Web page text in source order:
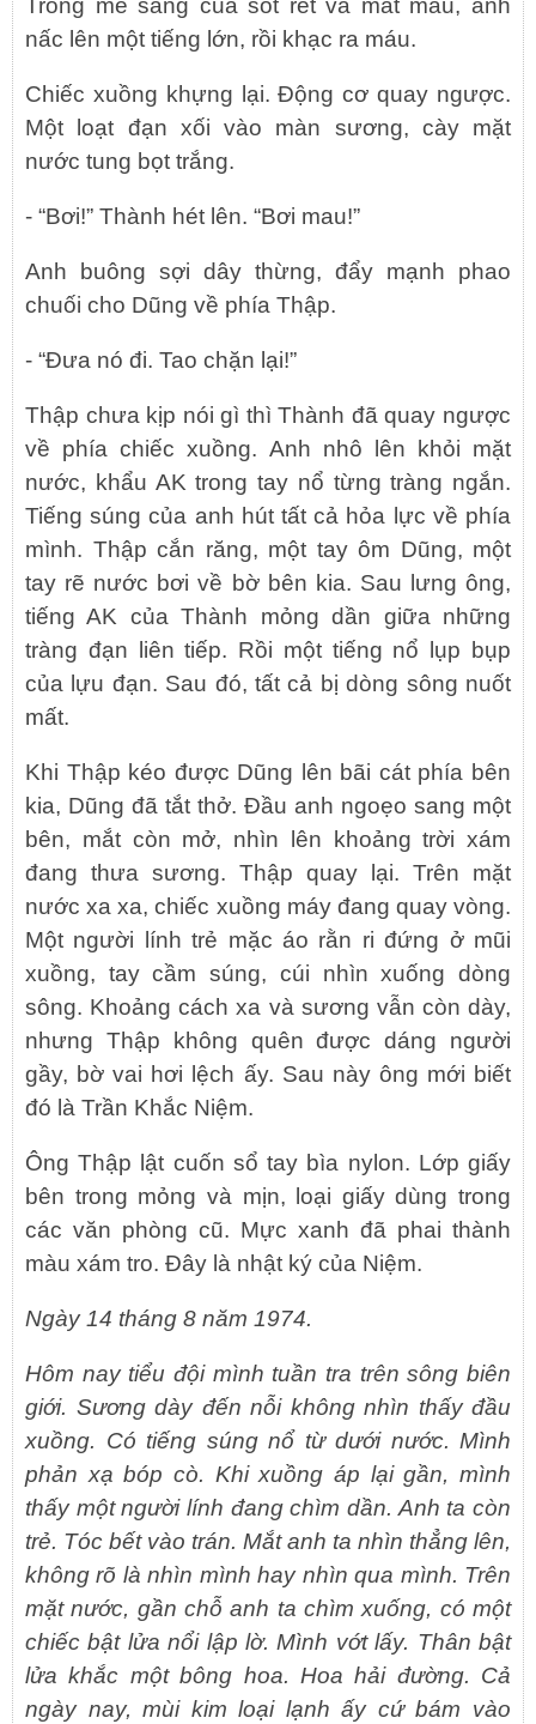
Trong mê sảng của sốt rét và mất máu, anh
nấc lên một tiếng lớn, rồi khạc ra máu.
Chiếc xuồng khựng lại. Động cơ quay ngược.
Một loạt đạn xối vào màn sương, cày mặt
nước tung bọt trắng.
- “Bơi!” Thành hét lên. “Bơi mau!”
Anh buông sợi dây thừng, đẩy mạnh phao
chuối cho Dũng về phía Thập.
- “Đưa nó đi. Tao chặn lại!”
Thập chưa kịp nói gì thì Thành đã quay ngược
về phía chiếc xuồng. Anh nhô lên khỏi mặt
nước, khẩu AK trong tay nổ từng tràng ngắn.
Tiếng súng của anh hút tất cả hỏa lực về phía
mình. Thập cắn răng, một tay ôm Dũng, một
tay rẽ nước bơi về bờ bên kia. Sau lưng ông,
tiếng AK của Thành mỏng dần giữa những
tràng đạn liên tiếp. Rồi một tiếng nổ lụp bụp
của lựu đạn. Sau đó, tất cả bị dòng sông nuốt
mất.
Khi Thập kéo được Dũng lên bãi cát phía bên
kia, Dũng đã tắt thở. Đầu anh ngoẹo sang một
bên, mắt còn mở, nhìn lên khoảng trời xám
đang thưa sương. Thập quay lại. Trên mặt
nước xa xa, chiếc xuồng máy đang quay vòng.
Một người lính trẻ mặc áo rằn ri đứng ở mũi
xuồng, tay cầm súng, cúi nhìn xuống dòng
sông. Khoảng cách xa và sương vẫn còn dày,
nhưng Thập không quên được dáng người
gầy, bờ vai hơi lệch ấy. Sau này ông mới biết
đó là Trần Khắc Niệm.
Ông Thập lật cuốn sổ tay bìa nylon. Lớp giấy
bên trong mỏng và mịn, loại giấy dùng trong
các văn phòng cũ. Mực xanh đã phai thành
màu xám tro. Đây là nhật ký của Niệm.
Ngày 14 tháng 8 năm 1974.
Hôm nay tiểu đội mình tuần tra trên sông biên
giới. Sương dày đến nỗi không nhìn thấy đầu
xuồng. Có tiếng súng nổ từ dưới nước. Mình
phản xạ bóp cò. Khi xuồng áp lại gần, mình
thấy một người lính đang chìm dần. Anh ta còn
trẻ. Tóc bết vào trán. Mắt anh ta nhìn thẳng lên,
không rõ là nhìn mình hay nhìn qua mình. Trên
mặt nước, gần chỗ anh ta chìm xuống, có một
chiếc bật lửa nổi lập lờ. Mình vớt lấy. Thân bật
lửa khắc một bông hoa. Hoa hải đường. Cả
ngày nay, mùi kim loại lạnh ấy cứ bám vào